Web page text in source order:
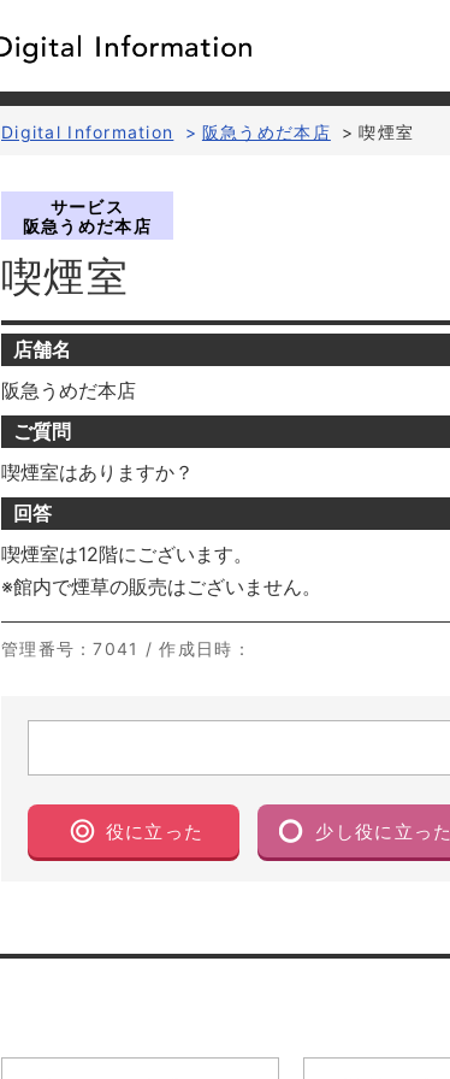
Digital Information > 阪急うめだ本店 > 喫煙室
サービス
阪急うめだ本店
喫煙室
店舗名
阪急うめだ本店
ご質問
喫煙室はありますか？
回答
喫煙室は12階にございます。
※館内で煙草の販売はございません。
管理番号 ：7041 /作成日時 ：
役に立った 少し役に立った